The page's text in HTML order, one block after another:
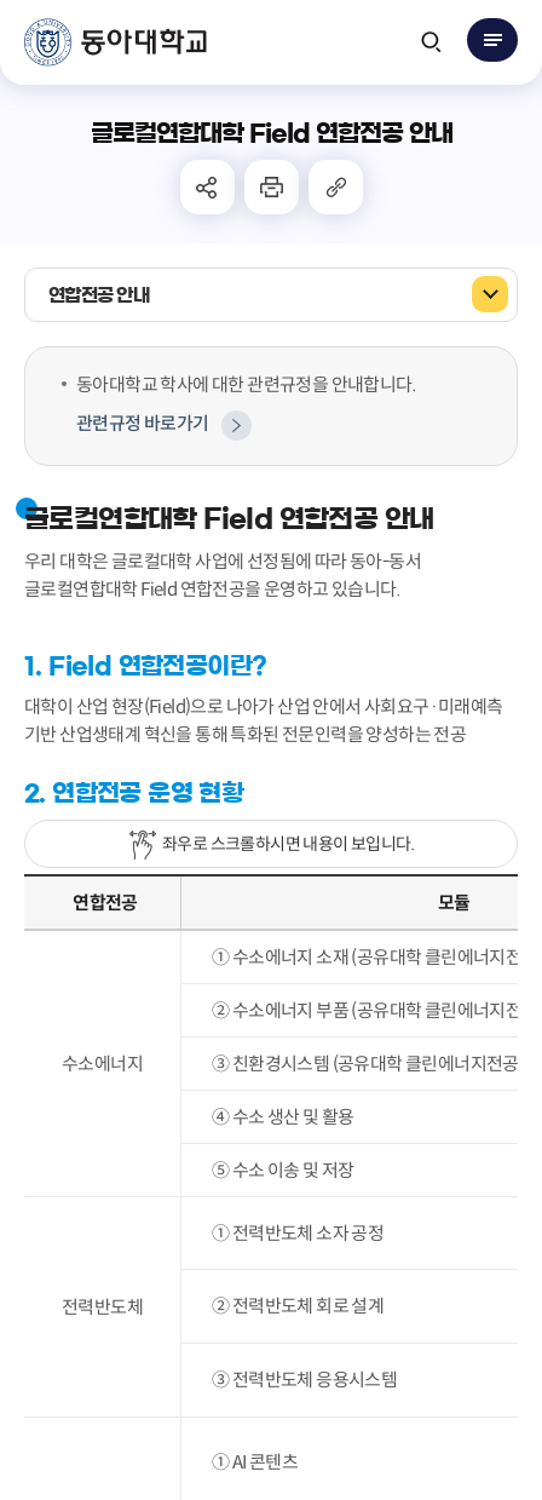
글로컬연합대학 Field 연합전공 안내
연합전공 안내
동아대학교 학사에 대한 관련규정을 안내합니다.
관련규정 바로가기
글로컬연합대학 Field 연합전공 안내
우리 대학은 글로컬대학 사업에 선정됨에 따라 동아-동서
글로컬연합대학 Field 연합전공을 운영하고 있습니다.
1. Field 연합전공이란?
대학이 산업 현장(Field)으로 나아가 산업 안에서 사회요구·미래예측
기반 산업생태계 혁신을 통해 특화된 전문인력을 양성하는 전공
2. 연합전공 운영 현황
좌우로 스크롤하시면 내용이 보입니다.
연합전공 모듈
수소에너지
① 수소에너지 소재 (공유대학 클린에너지전공
② 수소에너지 부품 (공유대학 클린에너지전공
③ 친환경시스템 (공유대학 클린에너지전공 이
④ 수소 생산 및 활용
⑤ 수소 이송 및 저장
전력반도체
① 전력반도체 소자 공정
② 전력반도체 회로 설계
③ 전력반도체 응용시스템
① AI 콘텐츠